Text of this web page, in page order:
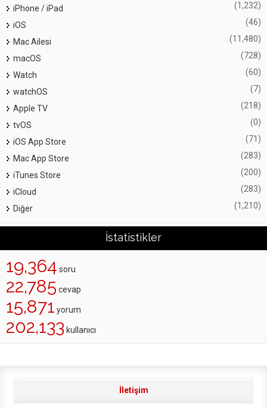
iPhone / iPad
(1,232)
iOS (46)
Mac Ailesi (11,480)
macOS (728)
Watch (60)
watchOS (7)
Apple TV (218)
tvOS (0)
iOS App Store (71)
Mac App Store (283)
iTunes Store (200)
iCloud (283)
Diğer (1,210)
İstatistikler
19,364 soru
22,785 cevap
15,871 yorum
202,133 kullanıcı
İletişim